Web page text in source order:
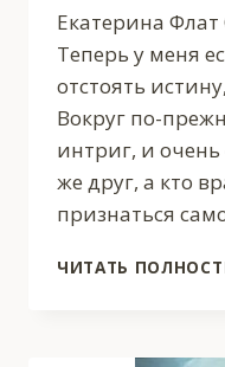
Екатерина
Теперь у меня
отстоять
Вокруг по-
интриг, и очень
же друг, а кто
признаться
ЧИТАТЬ